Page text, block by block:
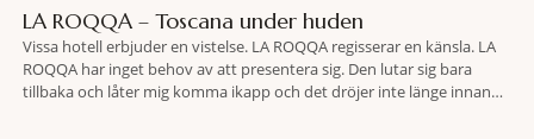
LA ROQQA – Toscana under huden
Vissa hotell erbjuder en vistelse. LA ROQQA regisserar en känsla. LA
ROQQA har inget behov av att presentera sig. Den lutar sig bara
tillbaka och låter mig komma ikapp och det dröjer inte länge innan